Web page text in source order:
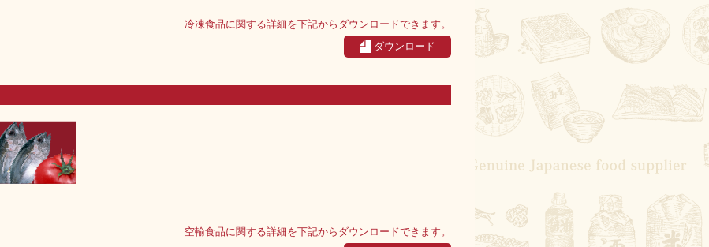
冷凍食品に関する詳細を下記からダウンロードできます。
ダウンロード
空輸食品に関する詳細を下記からダウンロードできます。